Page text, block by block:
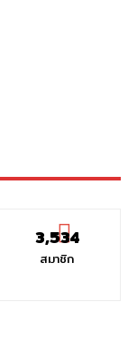
3,534
สมาชิก